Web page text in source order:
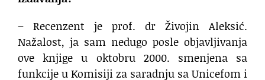
– Recenzent je prof. dr Živojin Aleksić.
Nažalost, ja sam nedugo posle objavljivanja
ove knjige u oktobru 2000. smenjena sa
funkcije u Komisiji za saradnju sa Unicefom i